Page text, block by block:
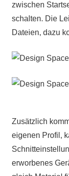
zwischen
schalten. Die
Dateien, dazu
Zusätzlich
eigenen Profil,
erworbenes